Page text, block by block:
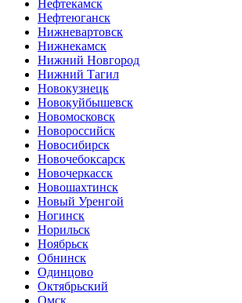
Нефтекамск
Нефтеюганск
Нижневартовск
Нижнекамск
Нижний Новгород
Нижний Тагил
Новокузнецк
Новокуйбышевск
Новомосковск
Новороссийск
Новосибирск
Новочебоксарск
Новочеркасск
Новошахтинск
Новый Уренгой
Ногинск
Норильск
Ноябрьск
Обнинск
Одинцово
Октябрьский
Омск